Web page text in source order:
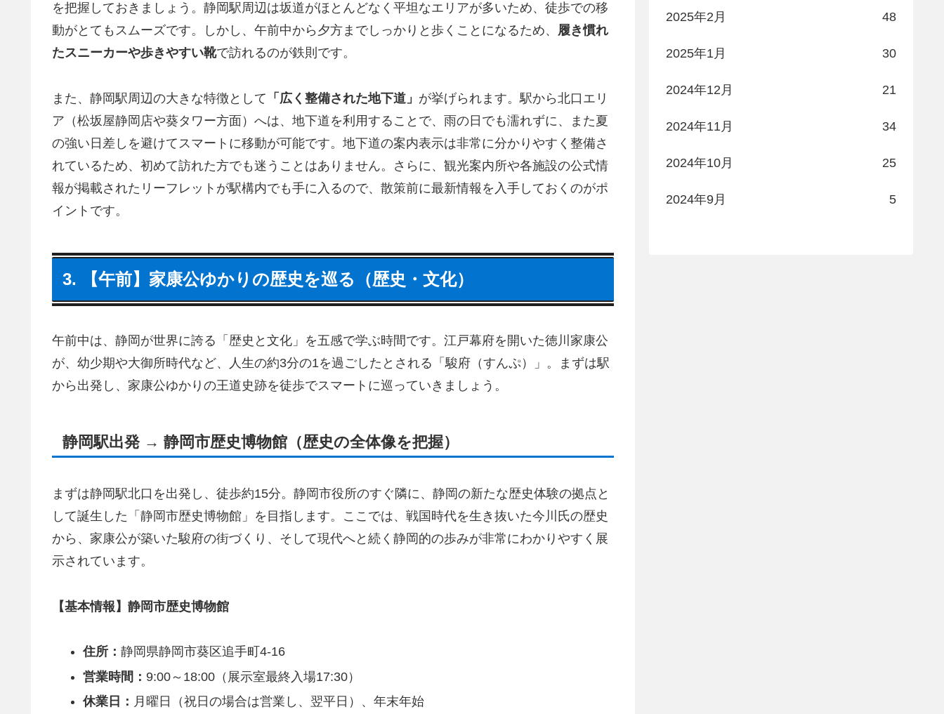
を把握しておきましょう。静岡駅周辺は坂道がほとんどなく平坦なエリアが多いため、徒歩での移
動がとてもスムーズです。しかし、午前中から夕方までしっかりと歩くことになるため、 履き慣れ
たスニーカーや歩きやすい靴で訪れるのが鉄則です。
また、静岡駅周辺の大きな特徴として 「広く整備された地下道」 が挙げられます。駅から北口エリ
ア（松坂屋静岡店や葵タワー方面）へは、地下道を利用することで、雨の日でも濡れずに、また夏
の強い日差しを避けてスマートに移動が可能です。地下道の案内表示は非常に分かりやすく整備さ
れているため、初めて訪れた方でも迷うことはありません。さらに、観光案内所や各施設の公式情
報が掲載されたリーフレットが駅構内でも手に入るので、散策前に最新情報を入手しておくのがポ
イントです。
3. 【午前】家康公ゆかりの歴史を巡る（歴史・文化）
午前中は、静岡が世界に誇る「歴史と文化」を五感で学ぶ時間です。江戸幕府を開いた徳川家康公
が、幼少期や大御所時代など、人生の約3分の1を過ごしたとされる「駿府（すんぷ）」。まずは駅
から出発し、家康公ゆかりの王道史跡を徒歩でスマートに巡っていきましょう。
静岡駅出発 → 静岡市歴史博物館（歴史の全体像を把握）
まずは静岡駅北口を出発し、徒歩約15分。静岡市役所のすぐ隣に、静岡の新たな歴史体験の拠点と
して誕生した「静岡市歴史博物館」を目指します。ここでは、戦国時代を生き抜いた今川氏の歴史
から、家康公が築いた駿府の街づくり、そして現代へと続く静岡的の歩みが非常にわかりやすく展
示されています。
【基本情報】静岡市歴史博物館
住所： 静岡県静岡市葵区追手町4-16
営業時間： 9:00～18:00（展示室最終入場17:30）
休業日： 月曜日（祝日の場合は営業し、翌平日）、年末年始
2025年2月 48
2025年1月 30
2024年12月 21
2024年11月 34
2024年10月 25
2024年9月 5